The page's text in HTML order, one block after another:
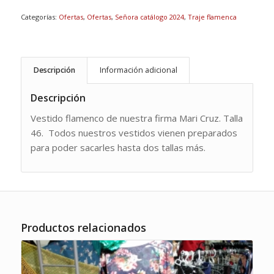
550,00€. 340,00€.
Categorías: Ofertas, Ofertas, Señora catálogo 2024, Traje flamenca
Descripción Información adicional
Descripción
Vestido flamenco de nuestra firma Mari Cruz. Talla
46. Todos nuestros vestidos vienen preparados
para poder sacarles hasta dos tallas más.
Productos relacionados